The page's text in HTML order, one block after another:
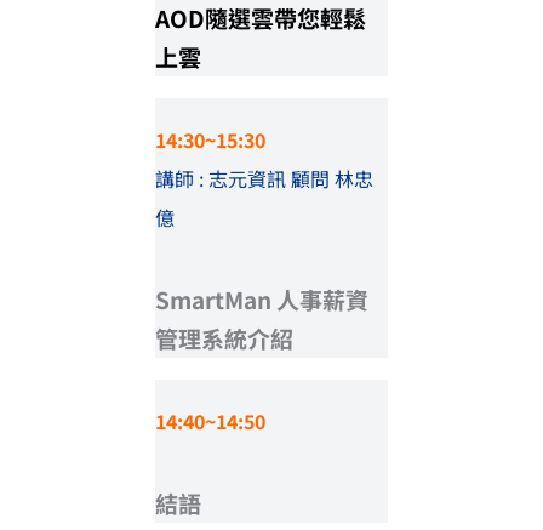
AOD隨選雲帶您輕鬆
上雲
14:30~15:30
講師 : 志元資訊 顧問 林忠
億
SmartMan 人事薪資
管理系統介紹
14:40~14:50
結語